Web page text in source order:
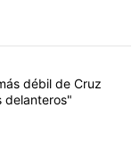
en los
Esparza señaló el
débil de Cruz
delanteros"